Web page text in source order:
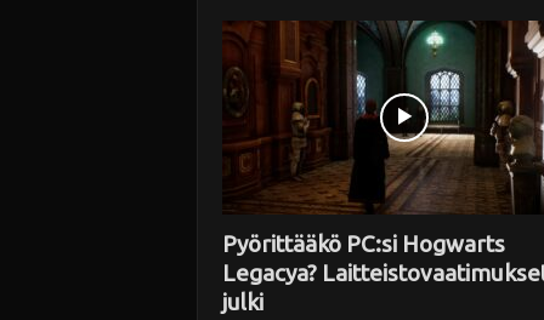
Pyörittääkö PC:si Hogwarts
Legacya?
julki